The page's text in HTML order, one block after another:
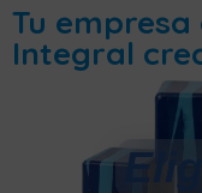
Tu
Integral